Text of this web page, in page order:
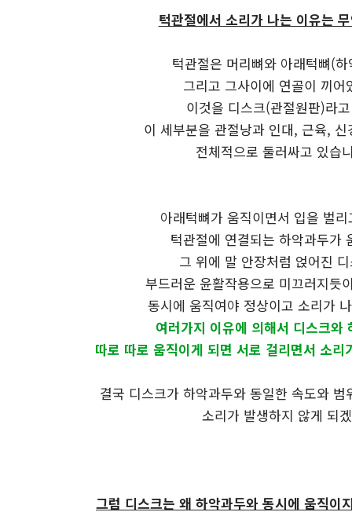
턱관절에서 소리가 나는 이유는
턱관절은 머리뼈와 아래턱뼈(
그리고 그사이에 연골이 끼어
이것을 디스크(관절원판)라
이 세부분을 관절낭과 인대, 근육,
전체적으로 둘러싸고 있습
아래턱뼈가 움직이면서 입을 벌
턱관절에 연결되는 하악과두가
그 위에 말 안장처럼 얹어진
부드러운 윤활작용으로 미끄러지듯
동시에 움직여야 정상이고 소리가
여러가지 이유에 의해서 디스크와
따로 따로 움직이게 되면 서로 걸리면서 소리
결국 디스크가 하악과두와 동일한 속도와 범
소리가 발생하지 않게 되
그럼 디스크는 왜 하악과두와 동시에 움직이